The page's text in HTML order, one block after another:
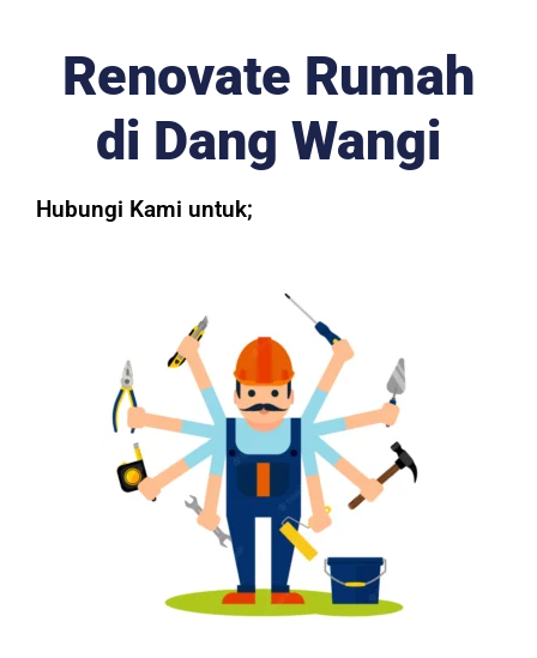
Renovate Rumah
di Dang Wangi
Hubungi Kami untuk;